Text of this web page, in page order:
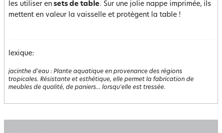
les utiliser en sets de table. Sur une jolie nappe imprimée, ils
mettent en valeur la vaisselle et protègent la table !
lexique:
jacinthe d'eau : Plante aquatique en provenance des régions
tropicales. Résistante et esthétique, elle permet la fabrication de
meubles de qualité, de paniers... lorsqu'elle est tressée.